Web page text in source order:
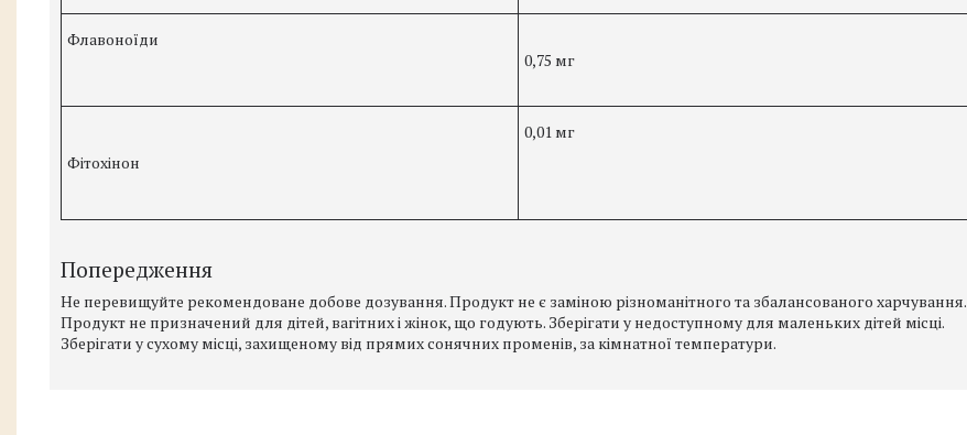
Флавоноїди
0,75 мг
Фітохінон
0,01 мг
Попередження
Не перевищуйте рекомендоване добове дозування. Продукт не є заміною різноманітного та збалансованого харчування.
Продукт не призначений для дітей, вагітних і жінок, що годують. Зберігати у недоступному для маленьких дітей місці.
Зберігати у сухому місці, захищеному від прямих сонячних променів, за кімнатної температури.